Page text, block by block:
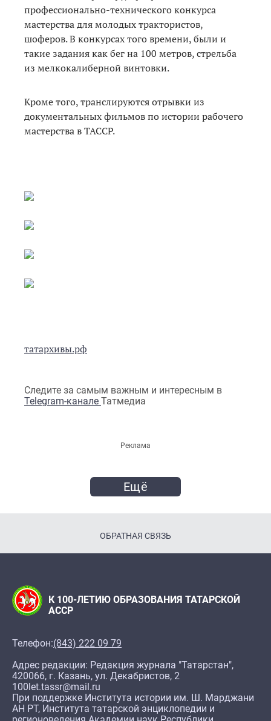
профессионально-технического конкурса
мастерства для молодых трактористов,
шоферов. В конкурсах того времени, были и
такие задания как бег на 100 метров, стрельба
из мелкокалиберной винтовки.
Кроме того, транслируются отрывки из
документальных фильмов по истории рабочего
мастерства в ТАССР.
татархивы.рф
Следите за самым важным и интересным в
Telegram-канале Татмедиа
Реклама
Ещё
ОБРАТНАЯ СВЯЗЬ
К 100-ЛЕТИЮ ОБРАЗОВАНИЯ ТАТАРСКОЙ
АССР
Телефон:(843) 222 09 79
Адрес редакции: Редакция журнала "Татарстан",
420066, г. Казань, ул. Декабристов, 2
100let.tassr@mail.ru
При поддержке Института истории им. Ш. Марджани
АН РТ, Института татарской энциклопедии и